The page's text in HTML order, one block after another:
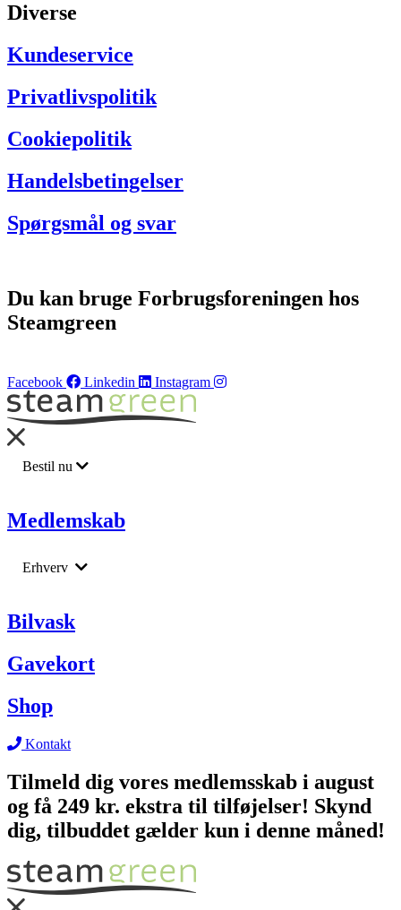
Diverse
Kundeservice
Privatlivspolitik
Cookiepolitik
Handelsbetingelser
Spørgsmål og svar
Du kan bruge Forbrugsforeningen hos
Steamgreen
Facebook Linkedin Instagram
Bestil nu
Barnevognsvask
Rengøring af lastbil
Medlemskab
Erhverv
Medarbejderordning
Rengøring af lastbil
Bilvask
Gavekort
Shop
Kontakt
Tilmeld dig vores medlemsskab i august
og få 249 kr. ekstra til tilføjelser! Skynd
dig, tilbuddet gælder kun i denne måned!